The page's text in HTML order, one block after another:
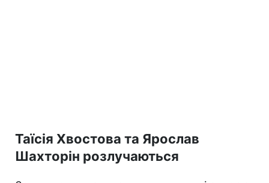
Таїсія Хвостова та Ярослав
Шахторін розлучаються